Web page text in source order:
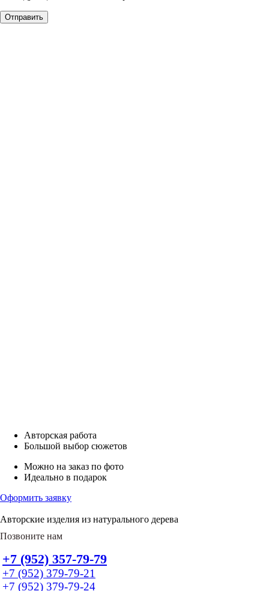
Авторская работа
Большой выбор сюжетов
Можно на заказ по фото
Идеально в подарок
Оформить заявку
Авторские изделия из натурального дерева
Позвоните нам
+7 (952) 357-79-79
+7 (952) 379-79-21
+7 (952) 379-79-24